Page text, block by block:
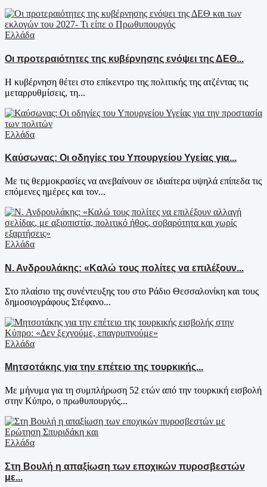
Ελλάδα
Οι προτεραιότητες της κυβέρνησης ενόψει της ΔΕΘ...
Η κυβέρνηση θέτει στο επίκεντρο της πολιτικής της ατζέντας τις
μεταρρυθμίσεις, τη...
Ελλάδα
Καύσωνας: Οι οδηγίες του Υπουργείου Υγείας για...
Με τις θερμοκρασίες να ανεβαίνουν σε ιδιαίτερα υψηλά επίπεδα τις
επόμενες ημέρες και τον...
Ελλάδα
Ν. Ανδρουλάκης: «Καλώ τους πολίτες να επιλέξουν...
Στο πλαίσιο της συνέντευξης του στο Ράδιο Θεσσαλονίκη και τους
δημοσιογράφους Στέφανο...
Ελλάδα
Μητσοτάκης για την επέτειο της τουρκικής...
Με μήνυμα για τη συμπλήρωση 52 ετών από την τουρκική εισβολή
στην Κύπρο, ο πρωθυπουργός...
Ελλάδα
Στη Βουλή η απαξίωση των εποχικών πυροσβεστών
με...